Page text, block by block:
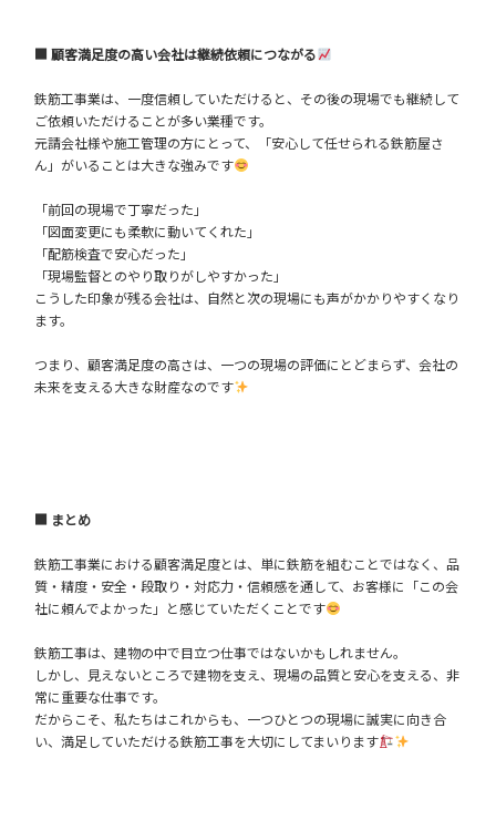
■ 顧客満足度の高い会社は継続依頼につながる
鉄筋工事業は、一度信頼していただけると、その後の現場でも継続して
ご依頼いただけることが多い業種です。
元請会社様や施工管理の方にとって、「安心して任せられる鉄筋屋さ
ん」がいることは大きな強みです
「前回の現場で丁寧だった」
「図面変更にも柔軟に動いてくれた」
「配筋検査で安心だった」
「現場監督とのやり取りがしやすかった」
こうした印象が残る会社は、自然と次の現場にも声がかかりやすくなり
ます。
つまり、顧客満足度の高さは、一つの現場の評価にとどまらず、会社の
未来を支える大きな財産なのです
■ まとめ
鉄筋工事業における顧客満足度とは、単に鉄筋を組むことではなく、品
質・精度・安全・段取り・対応力・信頼感を通して、お客様に「この会
社に頼んでよかった」と感じていただくことです
鉄筋工事は、建物の中で目立つ仕事ではないかもしれません。
しかし、見えないところで建物を支え、現場の品質と安心を支える、非
常に重要な仕事です。
だからこそ、私たちはこれからも、一つひとつの現場に誠実に向き合
い、満足していただける鉄筋工事を大切にしてまいります